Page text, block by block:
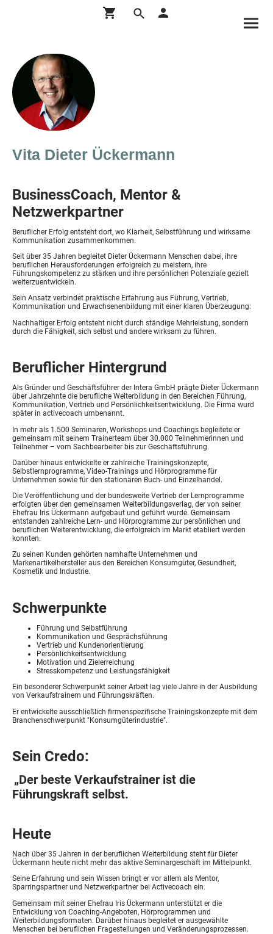
Vita Dieter Ückermann
BusinessCoach, Mentor &
Netzwerkpartner
Beruflicher Erfolg entsteht dort, wo Klarheit, Selbstführung und wirksame
Kommunikation zusammenkommen.
Seit über 35 Jahren begleitet Dieter Ückermann Menschen dabei, ihre
beruflichen Herausforderungen erfolgreich zu meistern, ihre
Führungskompetenz zu stärken und ihre persönlichen Potenziale gezielt
weiterzuentwickeln.
Sein Ansatz verbindet praktische Erfahrung aus Führung, Vertrieb,
Kommunikation und Erwachsenenbildung mit einer klaren Überzeugung:
Nachhaltiger Erfolg entsteht nicht durch ständige Mehrleistung, sondern
durch die Fähigkeit, sich selbst und andere wirksam zu führen.
Beruflicher Hintergrund
Als Gründer und Geschäftsführer der Intera GmbH prägte Dieter Ückermann
über Jahrzehnte die berufliche Weiterbildung in den Bereichen Führung,
Kommunikation, Vertrieb und Persönlichkeitsentwicklung. Die Firma wurd
später in activecoach umbenannt.
In mehr als 1.500 Seminaren, Workshops und Coachings begleitete er
gemeinsam mit seinem Trainerteam über 30.000 Teilnehmerinnen und
Teilnehmer – vom Sachbearbeiter bis zur Geschäftsführung.
Darüber hinaus entwickelte er zahlreiche Trainingskonzepte,
Selbstlernprogramme, Video-Trainings und Hörprogramme für
Unternehmen sowie für den stationären Buch- und Einzelhandel.
Die Veröffentlichung und der bundesweite Vertrieb der Lernprogramme
erfolgten über den gemeinsamen Weiterbildungsverlag, der von seiner
Ehefrau Iris Ückermann aufgebaut und geführt wurde. Gemeinsam
entstanden zahlreiche Lern- und Hörprogramme zur persönlichen und
beruflichen Weiterentwicklung, die erfolgreich im Markt etabliert werden
konnten.
Zu seinen Kunden gehörten namhafte Unternehmen und
Markenartikelhersteller aus den Bereichen Konsumgüter, Gesundheit,
Kosmetik und Industrie.
Schwerpunkte
Führung und Selbstführung
Kommunikation und Gesprächsführung
Vertrieb und Kundenorientierung
Persönlichkeitsentwicklung
Motivation und Zielerreichung
Stresskompetenz und Leistungsfähigkeit
Ein besonderer Schwerpunkt seiner Arbeit lag viele Jahre in der Ausbildung
von Verkaufstrainern und Führungskräften.
Er entwickelte ausschließlich firmenspezifische Trainingskonzepte mit dem
Branchenschwerpunkt "Konsumgüterindustrie".
Sein Credo:
„Der beste Verkaufstrainer ist die
Führungskraft selbst.
Heute
Nach über 35 Jahren in der beruflichen Weiterbildung steht für Dieter
Ückermann heute nicht mehr das aktive Seminargeschäft im Mittelpunkt.
Seine Erfahrung und sein Wissen bringt er vor allem als Mentor,
Sparringspartner und Netzwerkpartner bei Activecoach ein.
Gemeinsam mit seiner Ehefrau Iris Ückermann unterstützt er die
Entwicklung von Coaching-Angeboten, Hörprogrammen und
Weiterbildungsformaten. Darüber hinaus begleitet er ausgewählte
Menschen bei beruflichen Fragestellungen und Veränderungsprozessen.